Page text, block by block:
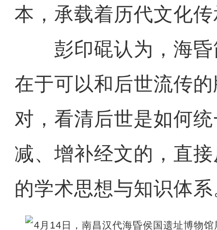
本，承载着历代文化
彭印䃂认为，海昏
在于可以和后世流传
对，看清后世是如何
减、增补经文的，直
的学术思想与知识体